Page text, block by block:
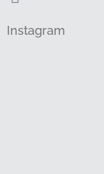
Instagram